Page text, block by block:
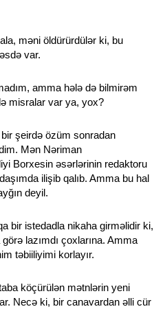
məni öldürürdülər ki, bu
var.
amma hələ də bilmirəm
misralar var ya, yox?
şeirdə özüm sonradan
Mən Nəriman
Borxesin əsərlərinin redaktoru
ilişib qalıb. Amma bu hal
deyil.
bir istedadla nikaha girməlidir ki,
lazımdı çoxlarına. Amma
təbiiliyimi korlayır.
köçürülən mətnlərin yeni
Necə ki, bir canavardan əlli cür